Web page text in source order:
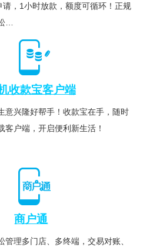
，1小时放款，额度可循环！正规
…
收款宝客户端
意兴隆好帮手！收款宝在手，随时
客户端，开启便利新生活！
商户通
管理多门店、多终端，交易对账、